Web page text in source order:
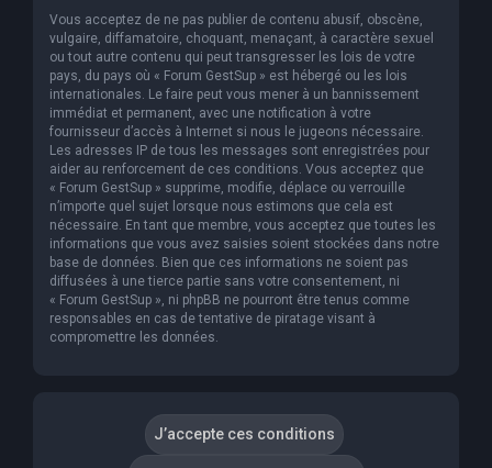
Vous acceptez de ne pas publier de contenu abusif, obscène,
vulgaire, diffamatoire, choquant, menaçant, à caractère sexuel
ou tout autre contenu qui peut transgresser les lois de votre
pays, du pays où « Forum GestSup » est hébergé ou les lois
internationales. Le faire peut vous mener à un bannissement
immédiat et permanent, avec une notification à votre
fournisseur d’accès à Internet si nous le jugeons nécessaire.
Les adresses IP de tous les messages sont enregistrées pour
aider au renforcement de ces conditions. Vous acceptez que
« Forum GestSup » supprime, modifie, déplace ou verrouille
n’importe quel sujet lorsque nous estimons que cela est
nécessaire. En tant que membre, vous acceptez que toutes les
informations que vous avez saisies soient stockées dans notre
base de données. Bien que ces informations ne soient pas
diffusées à une tierce partie sans votre consentement, ni
« Forum GestSup », ni phpBB ne pourront être tenus comme
responsables en cas de tentative de piratage visant à
compromettre les données.